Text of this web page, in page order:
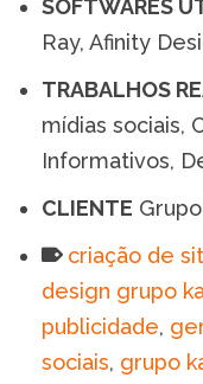
SOFTWARES
Ray, Afinity
TRABALHOS
mídias sociais,
Informativos,
CLIENTE
criação de
design grupo
publicidade,
sociais, grupo